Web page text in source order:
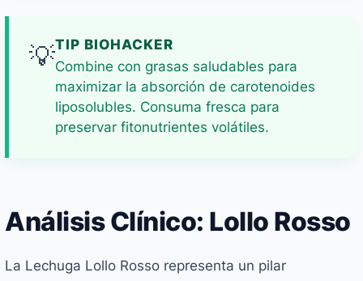
💡TIP BIOHACKER
Combine con grasas saludables para
maximizar la absorción de carotenoides
liposolubles. Consuma fresca para
preservar fitonutrientes volátiles.
Análisis Clínico: Lollo Rosso
La Lechuga Lollo Rosso representa un pilar